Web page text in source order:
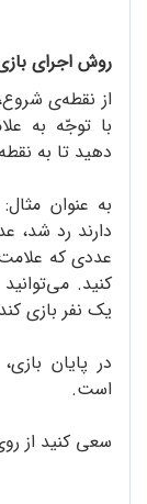
روش اجرای
از نقطه‌ی
با توجّه به
دهید تا به
به عنوان
دارند رد شد،
عددی که
کنید.
یک نفر بازی
در پایان
است.
سعی کنید از